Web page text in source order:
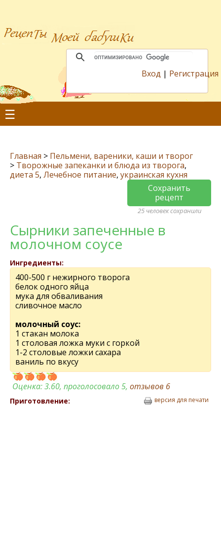
Вход | Регистрация
☰
Главная > Пельмени, вареники, каши и творог
> Творожные запеканки и блюда из творога,
диета 5, Лечебное питание, украинская кухня
Сохранить
рецепт
25 человек сохранили
Сырники запеченные в
молочном соусе
Ингредиенты:
400-500 г нежирного творога
белок одного яйца
мука для обваливания
сливочное масло
молочный соус:
1 стакан молока
1 столовая ложка муки с горкой
1-2 столовые ложки сахара
ваниль по вкусу
Оценка:3.60, проголосовало 5, отзывов 6
Приготовление: версия для печати